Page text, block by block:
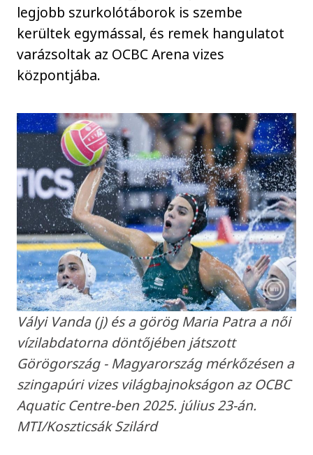
legjobb szurkolótáborok is szembe
kerültek egymással, és remek hangulatot
varázsoltak az OCBC Arena vizes
központjába.
Vályi Vanda (j) és a görög Maria Patra a női
vízilabdatorna döntőjében játszott
Görögország - Magyarország mérkőzésen a
szingapúri vizes világbajnokságon az OCBC
Aquatic Centre-ben 2025. július 23-án.
MTI/Koszticsák Szilárd